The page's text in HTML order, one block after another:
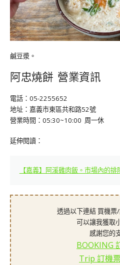
鹹豆漿。
阿忠燒餅 營業資訊
電話：05-2255652
地址：嘉義市東區共和路52號
營業時間：05:30~10:00 周一休
延伸閱讀：
【嘉義】阿溪雞肉飯。市場內的排
透過以下連結 買機票
可以讓我獲取
感謝您的
BOOKING
Trip 訂機